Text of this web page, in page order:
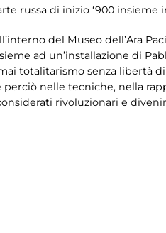
russa di inizio ‘900 insieme
del Museo dell’Ara
ad un’installazione di
totalitarismo senza libertà
nelle tecniche, nella
rivoluzionari e